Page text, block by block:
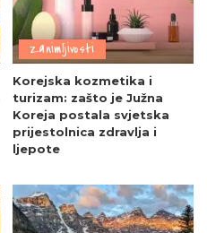
Zanimljivosti
Korejska kozmetika i
turizam: zašto je Južna
Koreja postala svjetska
prijestolnica zdravlja i
ljepote